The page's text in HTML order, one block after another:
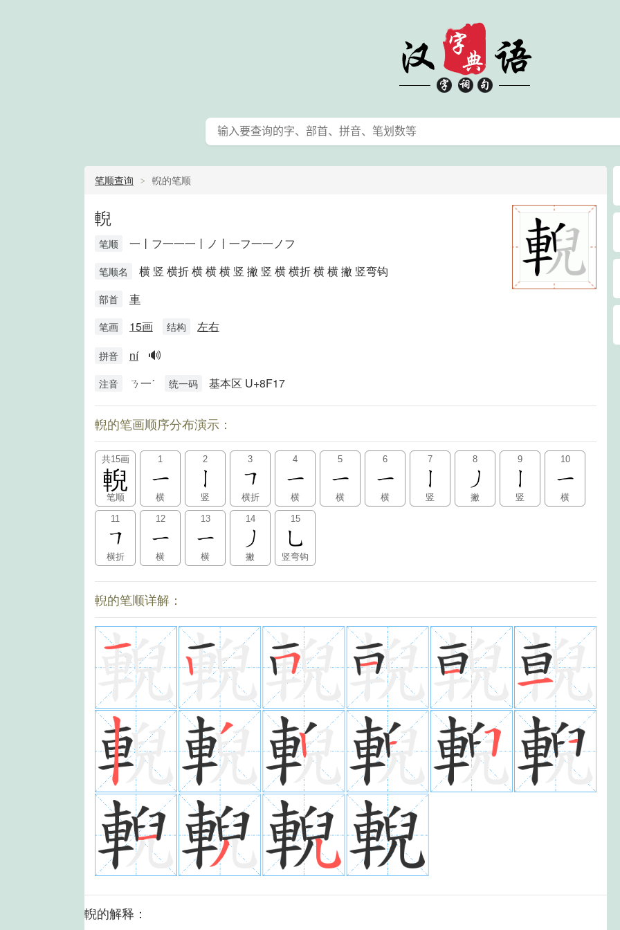
笔顺查询 輗的笔顺
輗
笔顺 一丨フ一一一丨ノ丨一フ一一ノフ
笔顺名 横 竖 横折 横 横 横 竖 撇 竖 横 横折 横 横 撇 竖弯钩
部首 車
笔画 15画 结构 左右
拼音 ní 🔊
注音 ㄋ一ˊ 统一码 基本区 U+8F17
輗的笔画顺序分布演示：
共15画
輗
笔顺
1
横
2
竖
3
横折
4
横
5
横
6
横
7
竖
8
撇
9
竖
10
横
11
横折
12
横
13
横
14
撇
15
竖弯钩
輗的笔顺详解：
輗的解释：